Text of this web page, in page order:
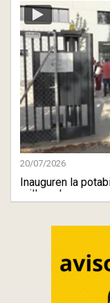
20/07/2026
Inauguren la
millorar la ...